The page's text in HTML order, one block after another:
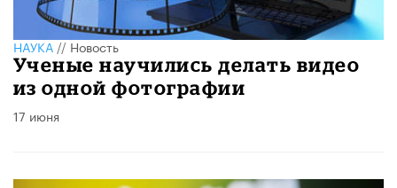
НАУКА//Новость
Ученые научились делать видео
из одной фотографии
17 июня